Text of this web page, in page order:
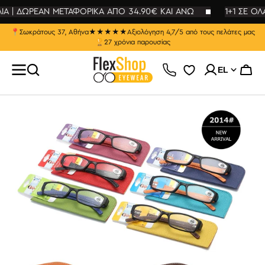
| ΔΩΡΕΑΝ ΜΕΤΑΦΟΡΙΚΑ ΑΠΟ 34.90€ ΚΑΙ ΑΝΩ 1+1 ΣΕ
📍 Σωκράτους 37, Αθήνα★★★★★Αξιολόγηση 4,7/5 από τους πελάτες μας
🏆 27 χρόνια παρουσίας
EL